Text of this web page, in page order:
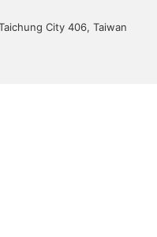
City 406, Taiwan